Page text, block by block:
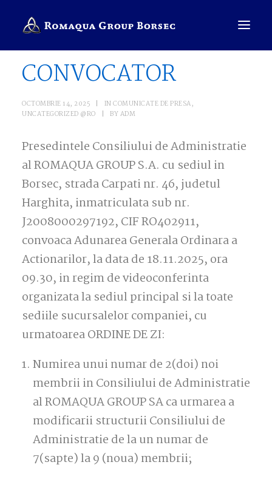
COMPANIE
SALES PRESENTER
ROMÂNĂ
CAUTĂ
CONVOCATOR
OCTOMBRIE 14, 2025 | INCOMUNICATE DE PRESA,
UNCATEGORIZED @RO
| BYADM
Presedintele Consiliului de Administratie
al ROMAQUA GROUP S.A. cu sediul in
Borsec, strada Carpati nr. 46, judetul
Harghita, inmatriculata sub nr.
J2008000297192, CIF RO402911,
convoaca Adunarea Generala Ordinara a
Actionarilor, la data de 18.11.2025, ora
09.30, in regim de videoconferinta
organizata la sediul principal si la toate
sediile sucursalelor companiei, cu
urmatoarea ORDINE DE ZI:
Numirea unui numar de 2(doi) noi
membrii in Consiliului de Administratie
al ROMAQUA GROUP SA ca urmarea a
modificarii structurii Consiliului de
Administratie de la un numar de
7(sapte) la 9 (noua) membrii;